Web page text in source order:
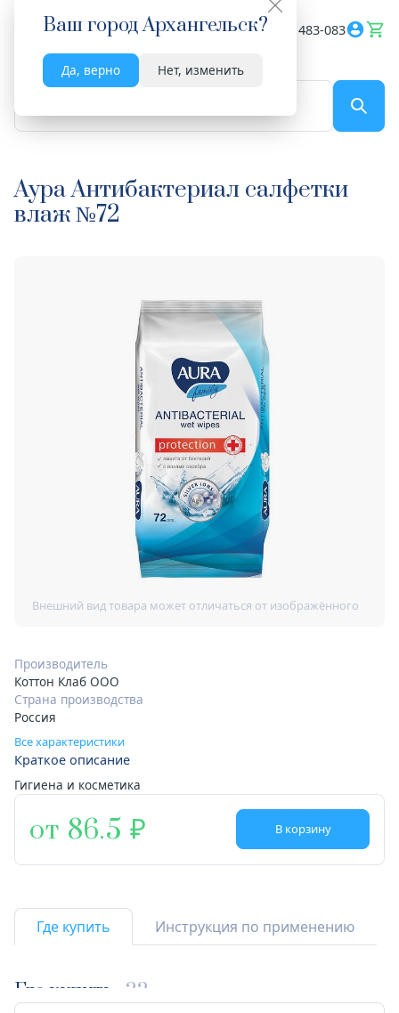
Ваш городАрхангельск?
Да, верно Нет, изменить
Весь сайт 8182 483-083
Аура Антибактериал салфетки
влаж №72
Производитель
Коттон Клаб ООО
Страна производства
Россия
Все характеристики
Краткое описание
Гигиена и косметика
от 86.5 В корзину
Где купить Инструкция по применению
Где купить 22